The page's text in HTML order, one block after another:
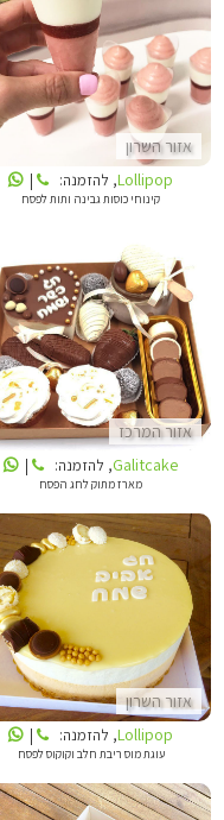
אזור השרון
LOLLIPOP
Lollipop, להזמנה: |
קינוחי כוסות גבינה ותות לפסח
אזור המרכז
GALITCAKE
Galitcake, להזמנה: |
מארז מתוק לחג הפסח
אזור השרון
LOLLIPOP
Lollipop, להזמנה: |
עוגת מוס ריבת חלב וקוקוס לפסח